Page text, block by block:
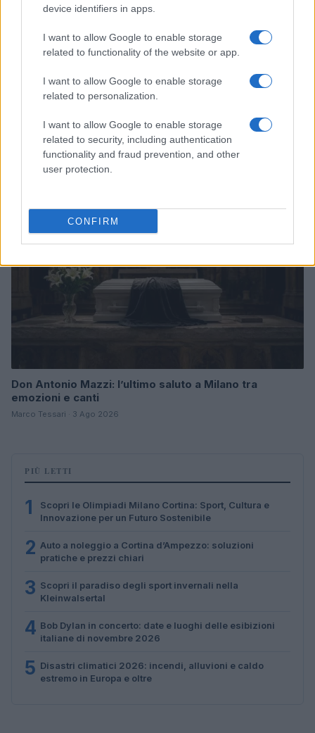
device identifiers in apps.
I want to allow Google to enable storage
related to functionality of the website or app.
I want to allow Google to enable storage
related to personalization.
I want to allow Google to enable storage
related to security, including authentication
functionality and fraud prevention, and other
user protection.
CONFIRM
Arrestati cinque agenti della polizia locale di Milano: le
accuse e i dettagli
Alessandro Tassinari · 7 Ago 2026
Don Antonio Mazzi: l’ultimo saluto a Milano tra
emozioni e canti
Marco Tessari · 3 Ago 2026
PIÙ LETTI
1
Scopri le Olimpiadi Milano Cortina: Sport, Cultura e
Innovazione per un Futuro Sostenibile
2 Auto a noleggio a Cortina d’Ampezzo: soluzioni
pratiche e prezzi chiari
3 Scopri il paradiso degli sport invernali nella
Kleinwalsertal
4 Bob Dylan in concerto: date e luoghi delle esibizioni
italiane di novembre 2026
5 Disastri climatici 2026: incendi, alluvioni e caldo
estremo in Europa e oltre